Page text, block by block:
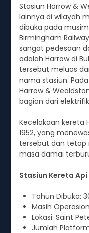
Stasiun Harrow &
lainnya di wilayah
dibuka pada
Birmingham
sangat pedesaan
adalah Harrow di
tersebut meluas
nama stasiun.
Harrow &
bagian dari
Kecelakaan kereta
1952, yang
tersebut dan tetap
masa damai
Stasiun Kereta
Tahun Dibuka:
Masih
Lokasi: Saint
Jumlah